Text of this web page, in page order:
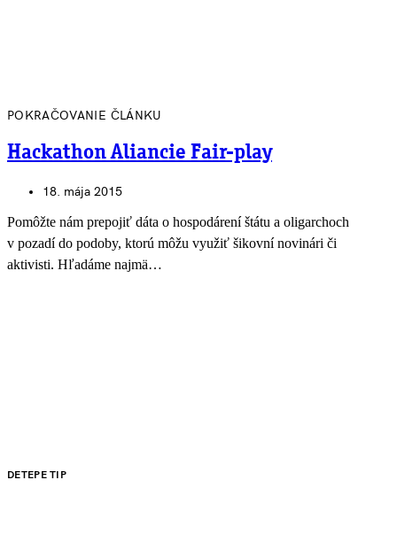
POKRAČOVANIE ČLÁNKU
Hackathon Aliancie Fair-play
18. mája 2015
Pomôžte nám prepojiť dáta o hospodárení štátu a oligarchoch
v pozadí do podoby, ktorú môžu využiť šikovní novinári či
aktivisti. Hľadáme najmä…
DETEPE TIP